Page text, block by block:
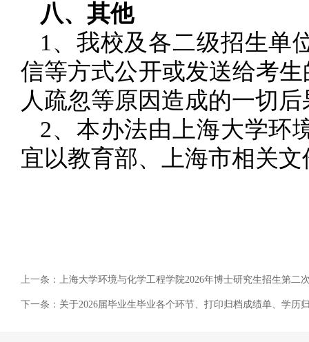
八、其他
1、我校及各二级招生单
信等方式公开或发送给考
人疏忽等原因造成的一切
2、本办法由上海大学环
宜以教育部、上海市相关
上一条： 上海大学环境与化学工程学院2026年博士研究生招生第二
下一条： 关于2026届毕业生毕业各个环节、打印归档成绩单、学历